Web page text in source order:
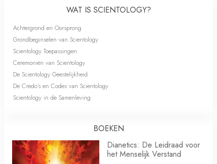
WAT IS SCIENTOLOGY?
Achtergrond en Oorsprong
Grondbeginselen van Scientology
Scientology Toepassingen
Ceremoniën van Scientology
De Scientology Geestelijkheid
De Credo’s en Codes van Scientology
Scientology in de Samenleving
BOEKEN
Dianetics: De Leidraad voor
het Menselijk Verstand